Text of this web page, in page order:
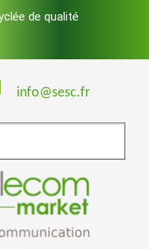
de qualité
info@sesc.fr